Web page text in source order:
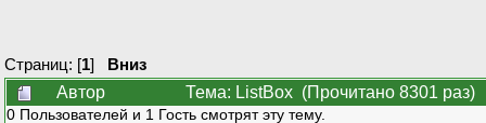
Страниц: [1] Вниз
Автор
Тема: ListBox (Прочитано 8301 раз)
0 Пользователей и 1 Гость смотрят эту тему.